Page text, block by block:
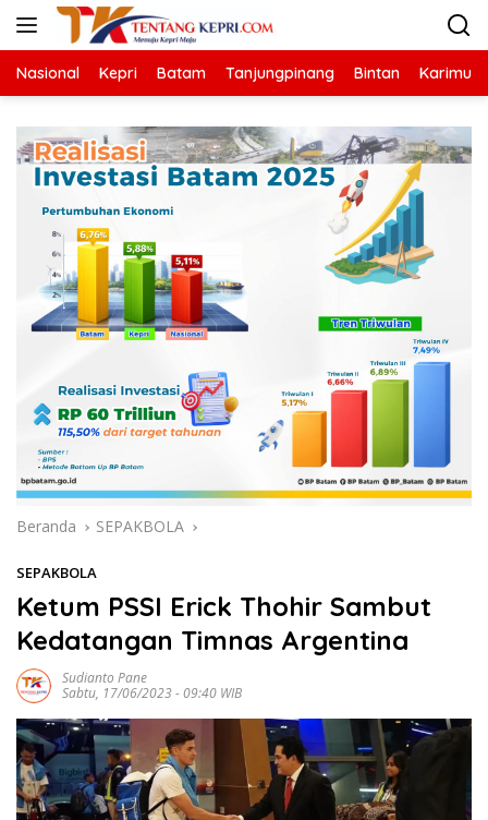
Langsung
Nasional Kepri Batam Tanjungpinang Bintan Karimun
Beranda SEPAKBOLA
SEPAKBOLA
Ketum PSSI Erick Thohir Sambut
Kedatangan Timnas Argentina
Sudianto Pane
Sabtu, 17/06/2023 - 09:40 WIB